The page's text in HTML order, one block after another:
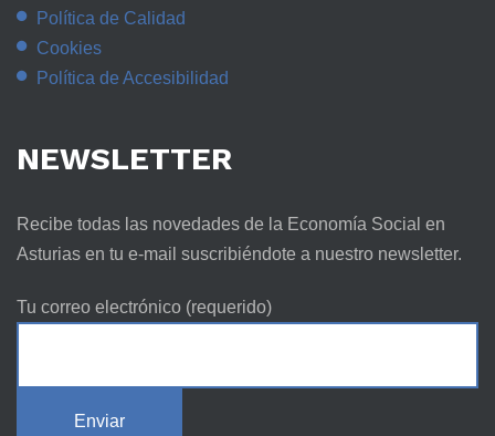
Política de Calidad
Cookies
Política de Accesibilidad
NEWSLETTER
Recibe todas las novedades de la Economía Social en
Asturias en tu e-mail suscribiéndote a nuestro newsletter.
Tu correo electrónico (requerido)